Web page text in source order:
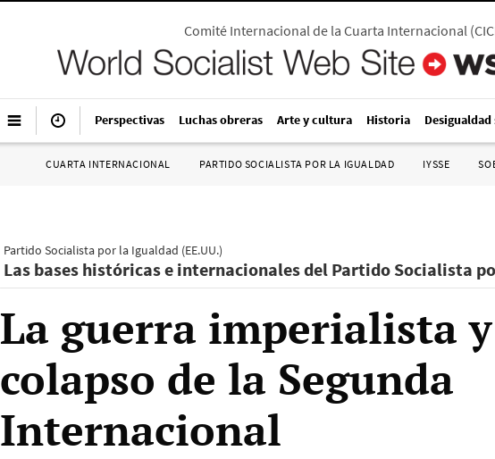
Comité Internacional de la Cuarta Internacional (
Perspectivas Luchas obreras Arte y cultura Historia
CUARTA INTERNACIONAL PARTIDO SOCIALISTA POR LA IGUALDAD IYSSE
Partido Socialista por la Igualdad (EE.UU.)
Las bases históricas e internacionales del Partido Socialista
La guerra imperialista
colapso de la Segunda
Internacional